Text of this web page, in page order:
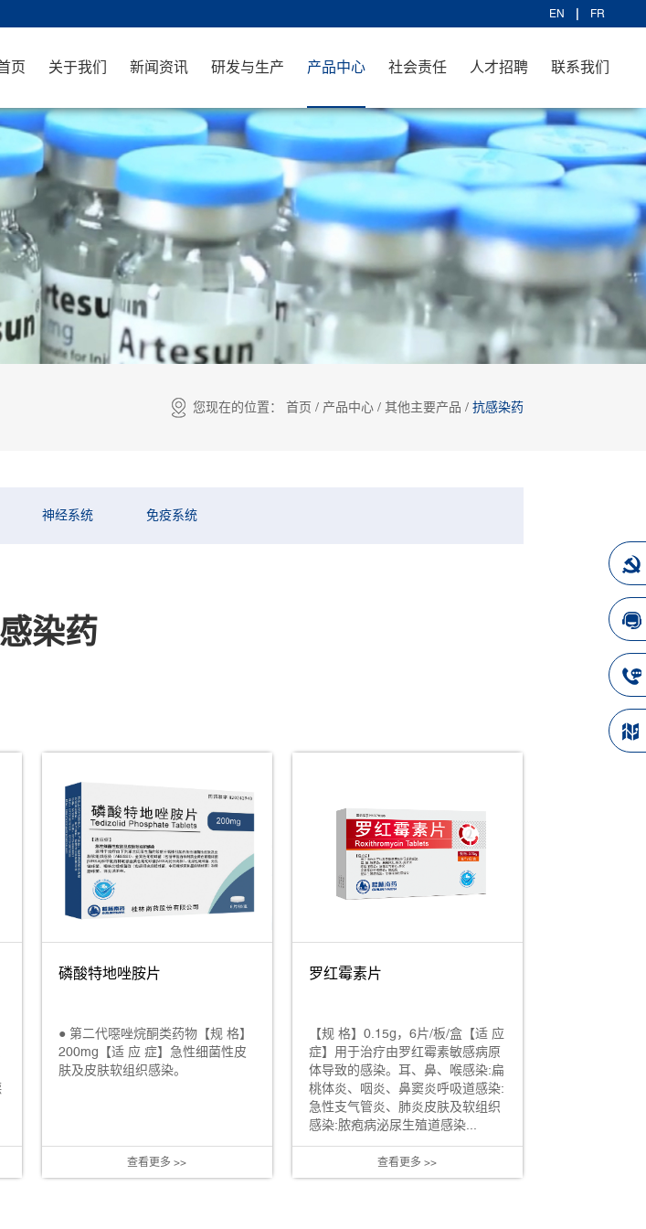
EN FR
页 关于我们 新闻资讯 研发与生产 产品中心 社会责任 人才招聘 联系我们
您现在的位置： 首页 / 产品中心 / 其他主要产品 / 抗感染药
神经系统 免疫系统
染药
磷酸特地唑胺片
● 第二代噁唑烷酮类药物【规 格】
200mg【适 应 症】急性细菌性皮
肤及皮肤软组织感染。
查看更多 >>
罗红霉素片
【规 格】0.15g，6片/板/盒【适 应
症】用于治疗由罗红霉素敏感病原
体导致的感染。耳、鼻、喉感染:扁
桃体炎、咽炎、鼻窦炎呼吸道感染:
急性支气管炎、肺炎皮肤及软组织
感染:脓疱病泌尿生殖道感染...
查看更多 >>